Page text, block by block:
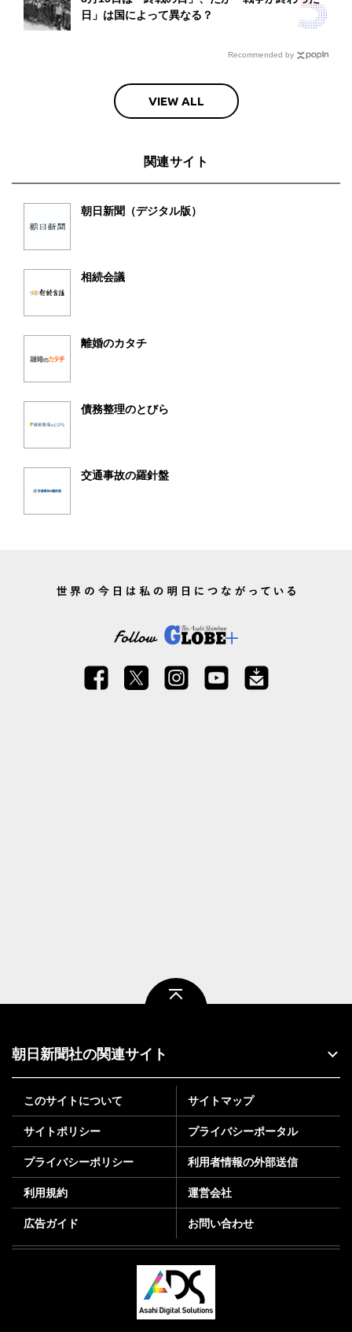
日」は国によって異なる？
Recommended by
VIEW ALL
関連サイト
朝日新聞（デジタル版）
相続会議
離婚のカタチ
債務整理のとびら
交通事故の羅針盤
朝日新聞社の関連サイト
このサイトについて サイトマップ
サイトポリシー プライバシーポータル
プライバシーポリシー 利用者情報の外部送信
利用規約 運営会社
広告ガイド お問い合わせ